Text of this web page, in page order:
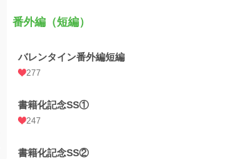
番外編（短編）
バレンタイン番外編短編
277
書籍化記念SS①
247
書籍化記念SS②